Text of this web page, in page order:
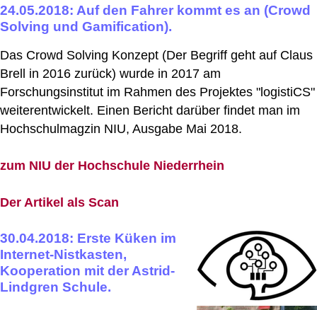
24.05.2018: Auf den Fahrer kommt es an (Crowd
Solving und Gamification).
Das Crowd Solving Konzept (Der Begriff geht auf Claus
Brell in 2016 zurück) wurde in 2017 am
Forschungsinstitut im Rahmen des Projektes "logistiCS"
weiterentwickelt. Einen Bericht darüber findet man im
Hochschulmagzin NIU, Ausgabe Mai 2018.
zum NIU der Hochschule Niederrhein
Der Artikel als Scan
30.04.2018: Erste Küken im
Internet-Nistkasten,
Kooperation mit der Astrid-
Lindgren Schule.